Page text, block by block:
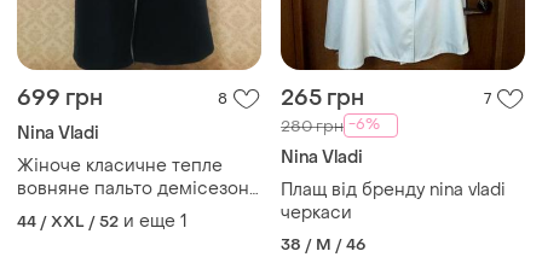
699 грн 8
Nina Vladi
Жіноче класичне тепле
вовняне пальто демісезон
nina vladi р. 52-54- xl-xxl
44 / XXL / 52 и еще 1
265 грн 7
280 грн -6%
Nina Vladi
Плащ від бренду nina vladi
черкаси
38 / M / 46